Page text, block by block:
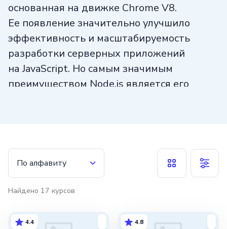
основанная на движке Chrome V8.
Ее появление значительно улучшило
эффективность и масштабируемость
разработки серверных приложений
на JavaScript. Но самым значимым
преимуществом Node.js является его
Создание эффективных серверных
производительностью стало возможным
благодаря развитию Node.js. Широкий
По алфавиту
Найдено 17 курсов
4.4 4.8